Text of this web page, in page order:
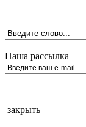
Наша рассылка
закрыть